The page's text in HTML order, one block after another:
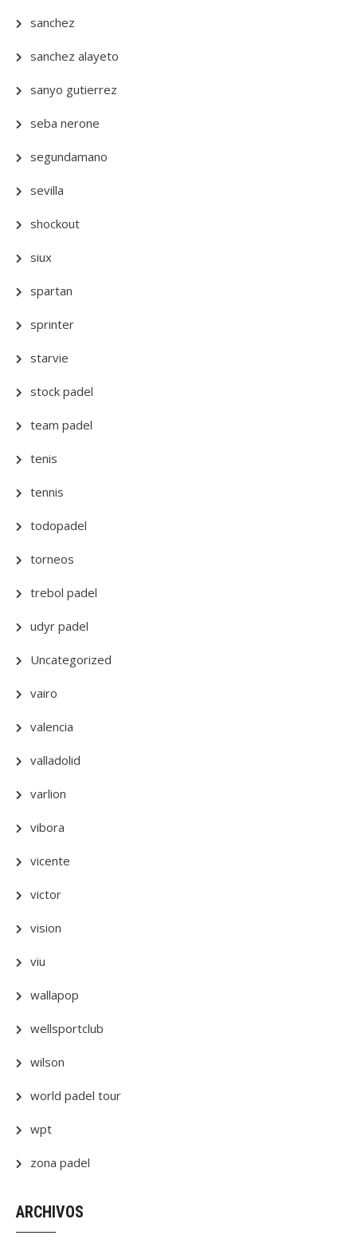
sanchez
sanchez alayeto
sanyo gutierrez
seba nerone
segundamano
sevilla
shockout
siux
spartan
sprinter
starvie
stock padel
team padel
tenis
tennis
todopadel
torneos
trebol padel
udyr padel
Uncategorized
vairo
valencia
valladolid
varlion
vibora
vicente
victor
vision
viu
wallapop
wellsportclub
wilson
world padel tour
wpt
zona padel
ARCHIVOS